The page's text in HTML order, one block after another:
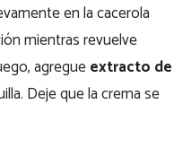
en la cacerola
mientras revuelve
agregueextracto de
Deje que la crema se